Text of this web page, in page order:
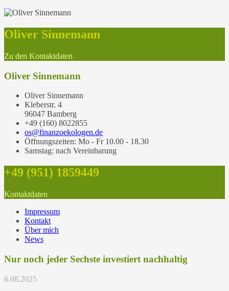
Oliver Sinnemann
Zu den Kontaktdaten
Oliver Sinnemann
Oliver Sinnemann
Kleberstr. 4
96047 Bamberg
+49 (160) 8022855
os@finanzoekologen.de
Öffnungszeiten: Mo - Fr 10.00 - 18.30
Samstag: nach Vereinbarung
+49 (951) 1859449
Kontaktdaten
Impressum
Kontakt
Über mich
News
Nur noch jeder Sechste investiert nachhaltig
6.08.2025